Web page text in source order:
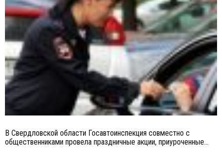
В Свердловской области Госавтоинспекция совместно с
общественниками провела праздничные акции, приуроченные...